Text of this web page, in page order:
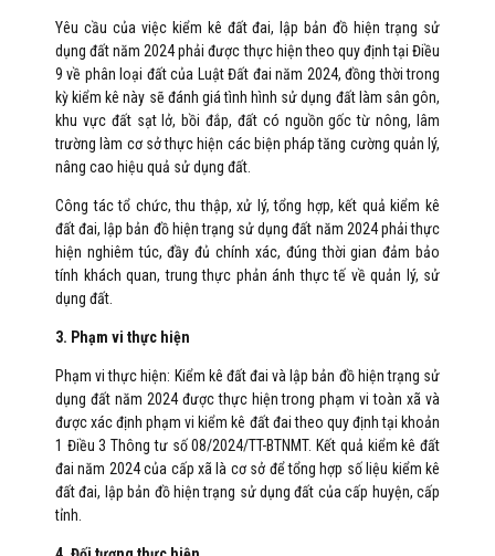
Yêu cầu của việc kiểm kê đất đai, lập bản đồ hiện trạng sử
dụng đất năm 2024 phải được thực hiện theo quy định tại Điều
9 về phân loại đất của Luật Đất đai năm 2024, đồng thời trong
kỳ kiểm kê này sẽ đánh giá tình hình sử dụng đất làm sân gôn,
khu vực đất sạt lở, bồi đắp, đất có nguồn gốc từ nông, lâm
trường làm cơ sở thực hiện các biện pháp tăng cường quản lý,
nâng cao hiệu quả sử dụng đất.
Công tác tổ chức, thu thập, xử lý, tổng hợp, kết quả kiểm kê
đất đai, lập bản đồ hiện trạng sử dụng đất năm 2024 phải thực
hiện nghiêm túc, đầy đủ chính xác, đúng thời gian đảm bảo
tính khách quan, trung thực phản ánh thực tế về quản lý, sử
dụng đất.
3. Phạm vi thực hiện
Phạm vi thực hiện: Kiểm kê đất đai và lập bản đồ hiện trạng sử
dụng đất năm 2024 được thực hiện trong phạm vi toàn xã và
được xác định phạm vi kiểm kê đất đai theo quy định tại khoản
1 Điều 3 Thông tư số 08/2024/TT-BTNMT. Kết quả kiểm kê đất
đai năm 2024 của cấp xã là cơ sở để tổng hợp số liệu kiểm kê
đất đai, lập bản đồ hiện trạng sử dụng đất của cấp huyện, cấp
tỉnh.